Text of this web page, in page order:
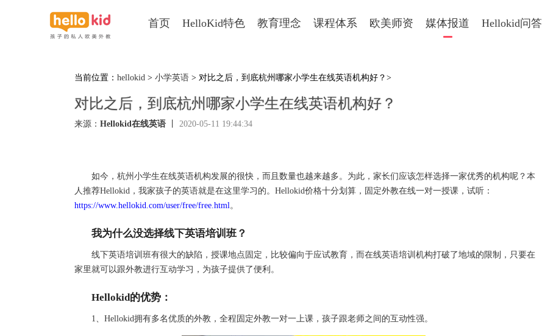
首页 HelloKid特色 教育理念 课程体系 欧美师资 媒体报道 Hellokid问答
当前位置： hellokid > 小学英语 > 对比之后，到底杭州哪家小学生在线英语机构好？>
对比之后，到底杭州哪家小学生在线英语机构好？
来源： Hellokid在线英语 2020-05-11 19:44:34
如今，杭州小学生在线英语机构发展的很快，而且数量也越来越多。为此，家长们应该怎样选择一家优秀的机构呢？本
人推荐Hellokid，我家孩子的英语就是在这里学习的。Hellokid价格十分划算，固定外教在线一对一授课，试听：
https://www.hellokid.com/user/free/free.html。
我为什么没选择线下英语培训班？
线下英语培训班有很大的缺陷，授课地点固定，比较偏向于应试教育，而在线英语培训机构打破了地域的限制，只要在
家里就可以跟外教进行互动学习，为孩子提供了便利。
Hellokid的优势：
1、Hellokid拥有多名优质的外教，全程固定外教一对一上课，孩子跟老师之间的互动性强。